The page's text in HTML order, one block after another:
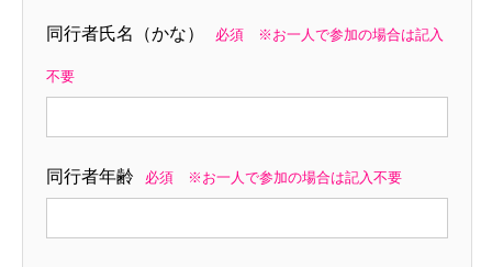
同行者氏名（かな） 必須 ※お一人で参加の場合は記入
不要
同行者年齢 必須 ※お一人で参加の場合は記入不要